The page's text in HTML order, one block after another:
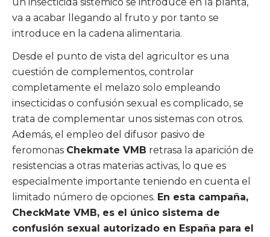
va a acabar llegando al fruto y por tanto se
introduce en la cadena alimentaria.
Desde el punto de vista del agricultor es una
cuestión de complementos, controlar
completamente el melazo solo empleando
insecticidas o confusión sexual es complicado, se
trata de complementar unos sistemas con otros.
Además, el empleo del difusor pasivo de
feromonas Chekmate VMB retrasa la aparición de
resistencias a otras materias activas, lo que es
especialmente importante teniendo en cuenta el
limitado número de opciones. En esta campaña,
CheckMate VMB, es el único sistema de
confusión sexual autorizado en España para el